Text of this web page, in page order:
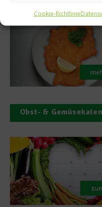
Cookie-Richtlinie
Obst- &